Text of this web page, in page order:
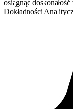
osiągnąć
Dokładności